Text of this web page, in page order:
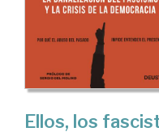
Ellos, los